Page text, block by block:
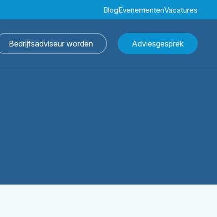
BlogEvenementenVacatures
Bedrijfsadviseur worden Adviesgesprek